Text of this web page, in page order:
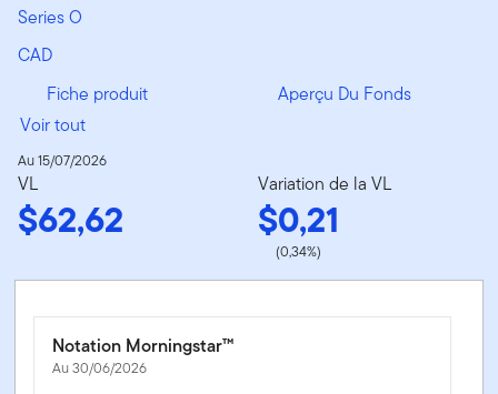
Series O
CAD
Fiche produit
Aperçu Du Fonds
Voir tout
Au 15/07/2026
VL
$62,62
Variation de la VL
$0,21
(0,34%)
Notation Morningstar™
Au 30/06/2026